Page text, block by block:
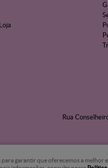
Rua
para garantir que oferecemos a melhor